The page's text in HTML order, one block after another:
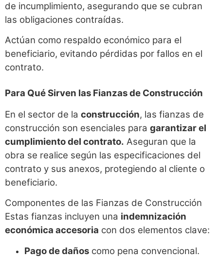
de incumplimiento, asegurando que se cubran
las obligaciones contraídas.
Actúan como respaldo económico para el
beneficiario, evitando pérdidas por fallos en el
contrato.
Para Qué Sirven las Fianzas de Construcción
En el sector de la construcción, las fianzas de
construcción son esenciales para garantizar el
cumplimiento del contrato. Aseguran que la
obra se realice según las especificaciones del
contrato y sus anexos, protegiendo al cliente o
beneficiario.
Componentes de las Fianzas de Construcción
Estas fianzas incluyen una indemnización
económica accesoria con dos elementos clave:
Pago de daños como pena convencional.